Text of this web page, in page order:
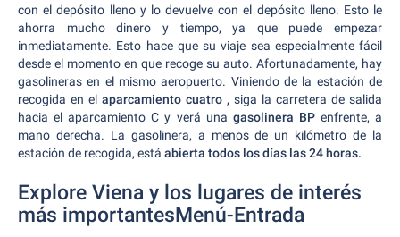
con el depósito lleno y lo devuelve con el depósito lleno. Esto le
ahorra mucho dinero y tiempo, ya que puede empezar
inmediatamente. Esto hace que su viaje sea especialmente fácil
desde el momento en que recoge su auto. Afortunadamente, hay
gasolineras en el mismo aeropuerto. Viniendo de la estación de
recogida en el aparcamiento cuatro , siga la carretera de salida
hacia el aparcamiento C y verá una gasolinera BPenfrente, a
mano derecha. La gasolinera, a menos de un kilómetro de la
estación de recogida, está abierta todos los días las 24 horas.
Explore Viena y los lugares de interés
más importantesMenú-Entrada